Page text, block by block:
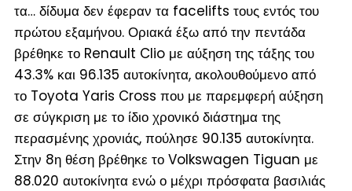
τα… δίδυμα δεν έφεραν τα facelifts τους εντός του
πρώτου εξαμήνου. Οριακά έξω από την πεντάδα
βρέθηκε το Renault Clio με αύξηση της τάξης του
43.3% και 96.135 αυτοκίνητα, ακολουθούμενο από
το Toyota Yaris Cross που με παρεμφερή αύξηση
σε σύγκριση με το ίδιο χρονικό διάστημα της
περασμένης χρονιάς, πούλησε 90.135 αυτοκίνητα.
Στην 8ηθέση βρέθηκε το Volkswagen Tiguan με
88.020 αυτοκίνητα ενώ ο μέχρι πρόσφατα βασιλιάς